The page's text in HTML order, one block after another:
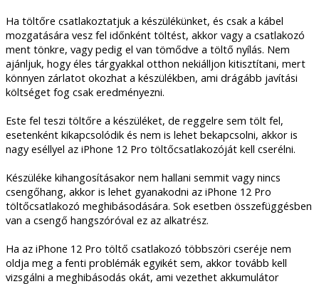
Ha töltőre csatlakoztatjuk a készülékünket, és csak a kábel
mozgatására vesz fel időnként töltést, akkor vagy a csatlakozó
ment tönkre, vagy pedig el van tömődve a töltő nyílás. Nem
ajánljuk, hogy éles tárgyakkal otthon nekiálljon kitisztítani, mert
könnyen zárlatot okozhat a készülékben, ami drágább javítási
költséget fog csak eredményezni.
Este fel teszi töltőre a készüléket, de reggelre sem tölt fel,
esetenként kikapcsolódik és nem is lehet bekapcsolni, akkor is
nagy eséllyel az iPhone 12 Pro töltőcsatlakozóját kell cserélni.
Készüléke kihangosításakor nem hallani semmit vagy nincs
csengőhang, akkor is lehet gyanakodni az iPhone 12 Pro
töltőcsatlakozó meghibásodására. Sok esetben összefüggésben
van a csengő hangszóróval ez az alkatrész.
Ha az iPhone 12 Pro töltő csatlakozó többszöri cseréje nem
oldja meg a fenti problémák egyikét sem, akkor tovább kell
vizsgálni a meghibásodás okát, ami vezethet akkumulátor